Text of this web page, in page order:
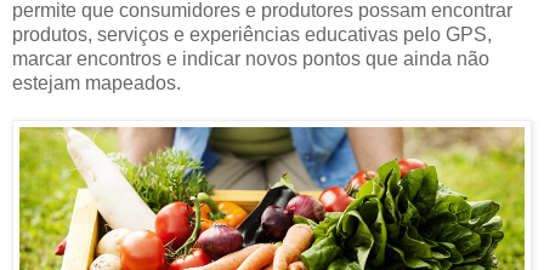
permite que consumidores e produtores possam encontrar
produtos, serviços e experiências educativas pelo GPS,
marcar encontros e indicar novos pontos que ainda não
estejam mapeados.